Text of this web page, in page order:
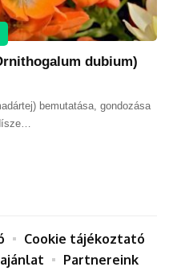
dubium)
bemutatása, gondozása
Cookie tájékoztató
Partnereink